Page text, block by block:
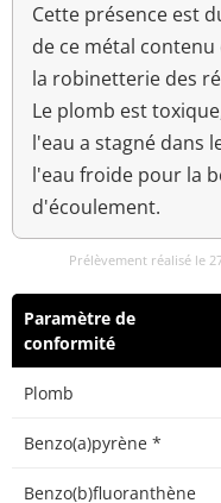
Cette présence est
de ce métal
la robinetterie des
Le plomb est
l'eau a stagné dans
l'eau froide pour la
d'écoulement.
Prélèvement réalisé le
Paramètre de
conformité
Plomb
Benzo(a)pyrène *
Benzo(b)fluoranthène